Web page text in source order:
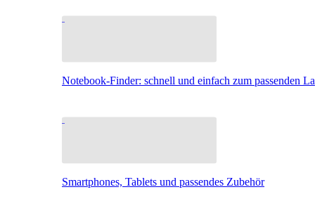
Notebook-Finder: schnell und einfach zum passenden
Smartphones, Tablets und passendes Zubehör